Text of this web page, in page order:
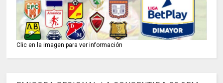
Clic en la imagen para ver información